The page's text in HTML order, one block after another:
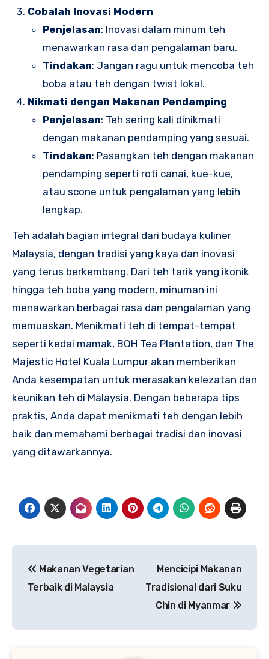
Cobalah Inovasi Modern
Penjelasan: Inovasi dalam minum teh
menawarkan rasa dan pengalaman baru.
Tindakan: Jangan ragu untuk mencoba teh
boba atau teh dengan twist lokal.
Nikmati dengan Makanan Pendamping
Penjelasan: Teh sering kali dinikmati
dengan makanan pendamping yang sesuai.
Tindakan: Pasangkan teh dengan makanan
pendamping seperti roti canai, kue-kue,
atau scone untuk pengalaman yang lebih
lengkap.
Teh adalah bagian integral dari budaya kuliner
Malaysia, dengan tradisi yang kaya dan inovasi
yang terus berkembang. Dari teh tarik yang ikonik
hingga teh boba yang modern, minuman ini
menawarkan berbagai rasa dan pengalaman yang
memuaskan. Menikmati teh di tempat-tempat
seperti kedai mamak, BOH Tea Plantation, dan The
Majestic Hotel Kuala Lumpur akan memberikan
Anda kesempatan untuk merasakan kelezatan dan
keunikan teh di Malaysia. Dengan beberapa tips
praktis, Anda dapat menikmati teh dengan lebih
baik dan memahami berbagai tradisi dan inovasi
yang ditawarkannya.
pos
Makanan Vegetarian
Terbaik di Malaysia
Mencicipi Makanan
Tradisional dari Suku
Chin di Myanmar